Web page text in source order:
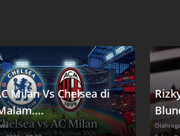
Milan Vs Chelsea di
Olahraga